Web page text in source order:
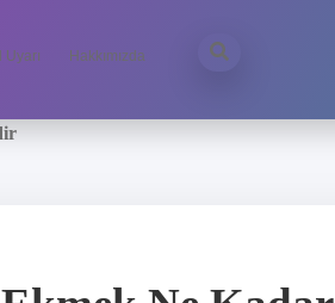
Uyarı Hakkımızda